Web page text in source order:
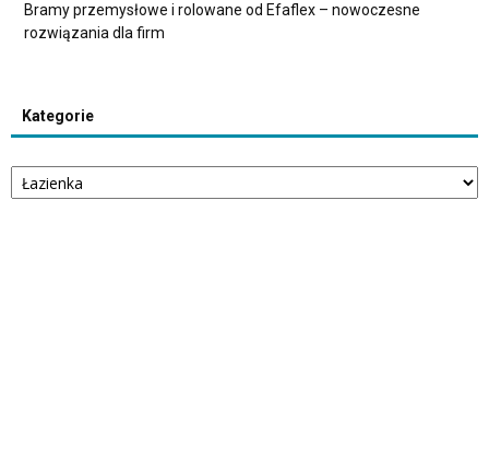
Bramy przemysłowe i rolowane od Efaflex – nowoczesne
rozwiązania dla firm
Kategorie
Kategorie